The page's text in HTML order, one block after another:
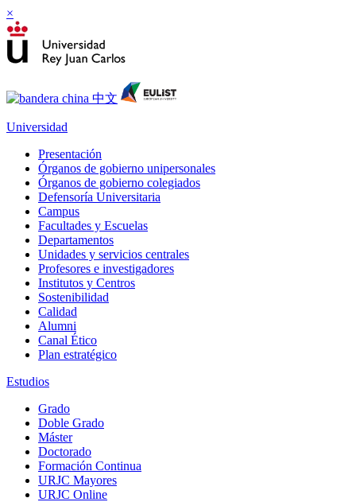
×
Universidad
Presentación
Órganos de gobierno unipersonales
Órganos de gobierno colegiados
Defensoría Universitaria
Campus
Facultades y Escuelas
Departamentos
Unidades y servicios centrales
Profesores e investigadores
Institutos y Centros
Sostenibilidad
Calidad
Alumni
Canal Ético
Plan estratégico
Estudios
Grado
Doble Grado
Máster
Doctorado
Formación Continua
URJC Mayores
URJC Online